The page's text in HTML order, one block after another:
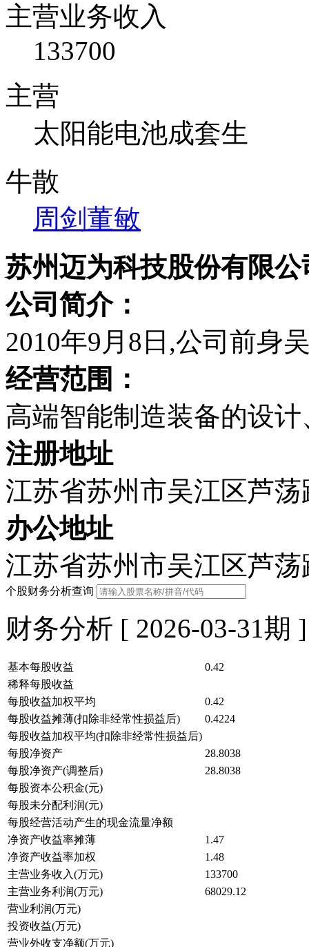
主营业务收入
133700
主营
太阳能电池成套生
牛散
周剑董敏
苏州迈为科技股份有限公
公司简介：
2010年9月8日,公司前身
经营范围：
高端智能制造装备的设
注册地址
江苏省苏州市吴江区芦荡
办公地址
江苏省苏州市吴江区芦荡
个股财务分析查询
财务分析 [ 2026-03-31期 ]
基本每股收益
0.42
稀释每股收益
每股收益加权平均
0.42
每股收益摊薄(扣除非经常性损益后)
0.4224
每股收益加权平均(扣除非经常性损益后)
每股净资产
28.8038
每股净资产(调整后)
28.8038
每股资本公积金(元)
每股未分配利润(元)
每股经营活动产生的现金流量净额
净资产收益率摊薄
1.47
净资产收益率加权
1.48
主营业务收入(万元)
133700
主营业务利润(万元)
68029.12
营业利润(万元)
投资收益(万元)
营业外收支净额(万元)